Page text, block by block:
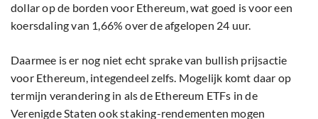
dollar op de borden voor Ethereum, wat goed is voor een
koersdaling van 1,66% over de afgelopen 24 uur.
Daarmee is er nog niet echt sprake van bullish prijsactie
voor Ethereum, integendeel zelfs. Mogelijk komt daar op
termijn verandering in als de Ethereum ETFs in de
Verenigde Staten ook staking-rendementen mogen